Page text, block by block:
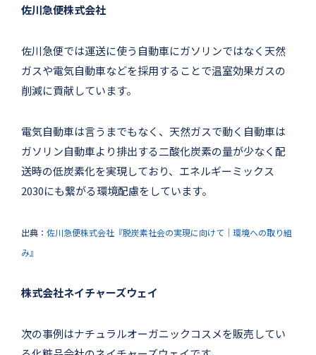
佐川急便株式会社
佐川急便では運送に使う自動車にガソリンではなく天然
ガスや電気自動車などを採用することで温室効果ガスの
削減に貢献しています。
電気自動車は言うまでもなく、天然ガスで動く自動車は
ガソリン自動車より排出する二酸化炭素の量が少なく配
送時の低炭素化を実現しており、エネルギーミックス
2030にも繋がる環境配慮をしています。
出典： 佐川急便株式会社『脱炭素社会の実現に向けて｜環境への取り組
み』
株式会社ネイチャーズウェイ
次の事例はナチュラルオーガニックコスメを販売してい